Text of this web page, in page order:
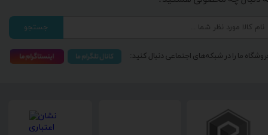
جستجو
ما را در شبکه‌های اجتماعی دنبال کنید: